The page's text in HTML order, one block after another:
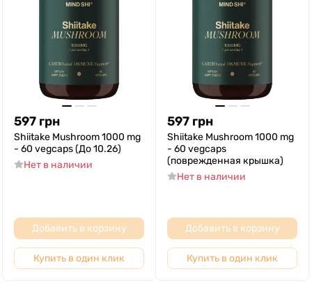
597 грн
Shiitake Mushroom 1000 mg
- 60 vegcaps (До 10.26)
Нет в наличии
Добавить в корзину
Купить в один клик
597 грн
Shiitake Mushroom 1000 mg
- 60 vegcaps
(поврежденная крышка)
Нет в наличии
Добавить в корзину
Купить в один клик